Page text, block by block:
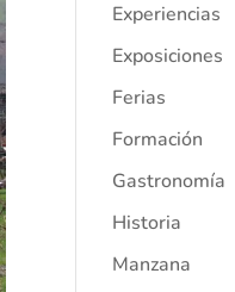
Experiencias
Exposiciones
Ferias
Formación
Gastronomía
Historia
Manzana